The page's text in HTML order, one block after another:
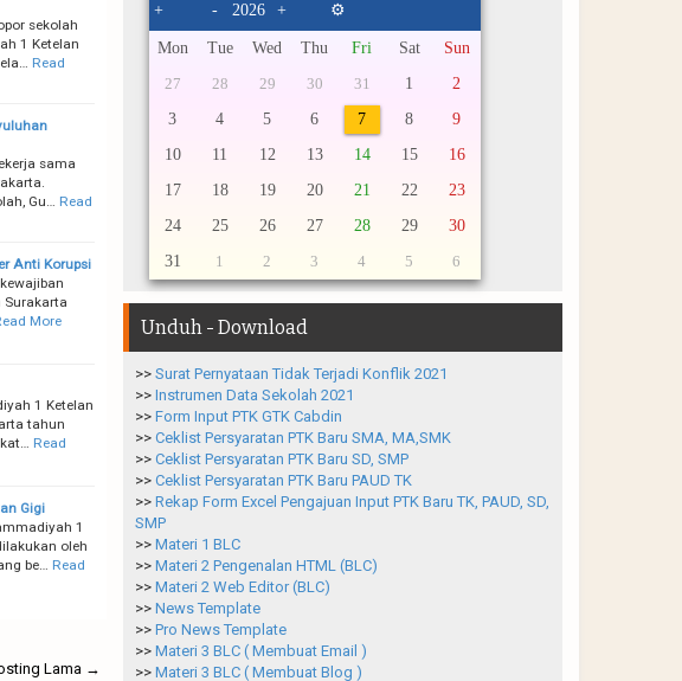
sekolah
1 Ketelan
Read
sama
Gu…
Read
Anti Korupsi
Surakarta
More
1 Ketelan
tahun
Read
Gigi
1
oleh
be…
Read
Lama →
+ - + ⚙
Mon Tue Wed Thu Fri Sat Sun
27 28 29 30 31 1
2
3
4 5 6 7 8
9
10
11 12 13 14 15
16
17
18 19 20 21 22
23
24
25 26 27 28 29
30
31
1 2 3 4 5 6
Unduh - Download
>> Surat Pernyataan Tidak Terjadi Konflik 2021
>> Instrumen Data Sekolah 2021
>> Form Input PTK GTK Cabdin
>> Ceklist Persyaratan PTK Baru SMA, MA,SMK
>> Ceklist Persyaratan PTK Baru SD, SMP
>> Ceklist Persyaratan PTK Baru PAUD TK
>> Rekap Form Excel Pengajuan Input PTK Baru TK, PAUD, SD,
SMP
>> Materi 1 BLC
>> Materi 2 Pengenalan HTML (BLC)
>> Materi 2 Web Editor (BLC)
>> News Template
>> Pro News Template
>> Materi 3 BLC ( Membuat Email )
>> Materi 3 BLC ( Membuat Blog )